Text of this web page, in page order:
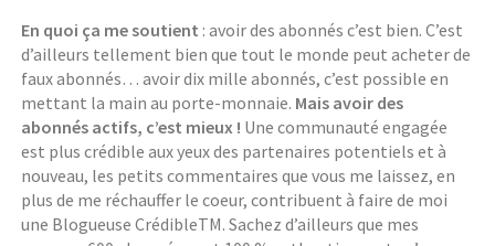
En quoi ça me soutient : avoir des abonnés c’est bien. C’est
d’ailleurs tellement bien que tout le monde peut acheter de
faux abonnés… avoir dix mille abonnés, c’est possible en
mettant la main au porte-monnaie. Mais avoir des
abonnés actifs, c’est mieux ! Une communauté engagée
est plus crédible aux yeux des partenaires potentiels et à
nouveau, les petits commentaires que vous me laissez, en
plus de me réchauffer le coeur, contribuent à faire de moi
une Blogueuse CrédibleTM. Sachez d’ailleurs que mes